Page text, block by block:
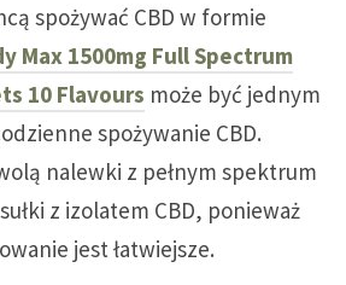
spożywać CBD w formie
Max 1500mg Full Spectrum
10 Flavours może być jednym
spożywanie CBD.
nalewki z pełnym spektrum
z izolatem CBD, ponieważ
jest łatwiejsze.